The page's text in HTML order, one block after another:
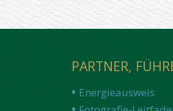
PARTNER,
Energieausweis